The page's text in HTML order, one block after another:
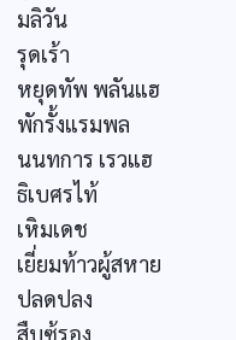
มลิวัน
รุดเร้า
หยุดทัพ พลันแฮ
พักรั้งแรมพล
นนทการ เรวแฮ
ธิเบศรไท้
เหิมเดช
เยี่ยมท้าวผู้สหาย
ปลดปลง
สืบซ้รอง